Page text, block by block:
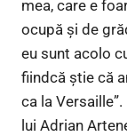
mea, care e
ocupă și de
eu sunt acolo
fiindcă știe că
ca la
lui Adrian